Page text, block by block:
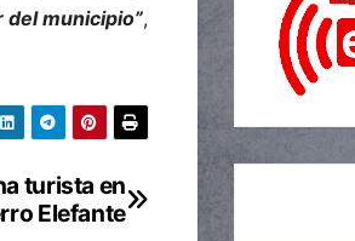
municipio”,
turista en
Elefante